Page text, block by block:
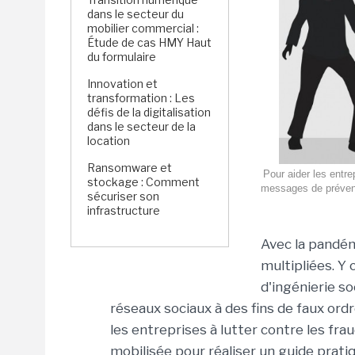
dans le secteur du
mobilier commercial :
Étude de cas HMY Haut
du formulaire
Innovation et
transformation : Les
défis de la digitalisation
dans le secteur de la
location
Ransomware et
stockage : Comment
sécuriser son
infrastructure
Pour aider les
messages de
Avec la
multipliées. Y
d'ingénierie
réseaux sociaux à des fins de faux
les entreprises à lutter contre les
mobilisée pour réaliser un guide